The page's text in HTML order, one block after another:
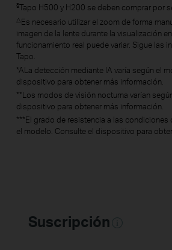
§Tapo H500 y H200 se deben comprar por
△ Es necesario utilizar el zoom de forma
imagen de la lente durante la visualización
funcionamiento real puede variar. Sigue las
Tapo.
*ALa detección mediante IA varía según el
dispositivo para obtener más información.
**Los modos de visión nocturna varían
dispositivo para obtener más información.
***El grado de resistencia a las condiciones
el modelo. Consulte el dispositivo para
Suscripción